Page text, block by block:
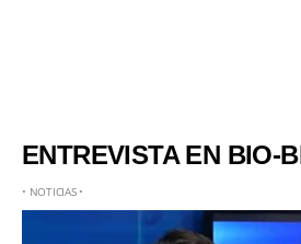
ENTREVISTA EN BIO-
• NOTICIAS•